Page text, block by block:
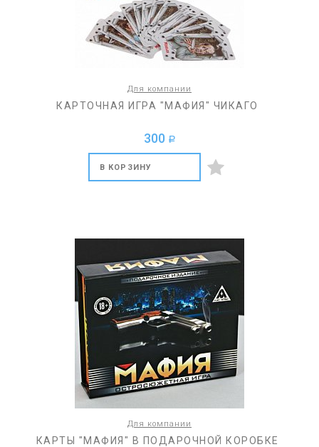
Для компании
КАРТОЧНАЯ ИГРА "МАФИЯ" ЧИКАГО
300 a
В КОРЗИНУ
Для компании
КАРТЫ "МАФИЯ" В ПОДАРОЧНОЙ КОРОБКЕ